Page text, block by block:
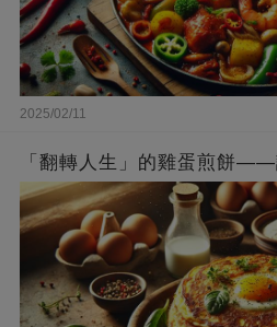
2025/02/11
「翻轉人生」的雞蛋煎餅